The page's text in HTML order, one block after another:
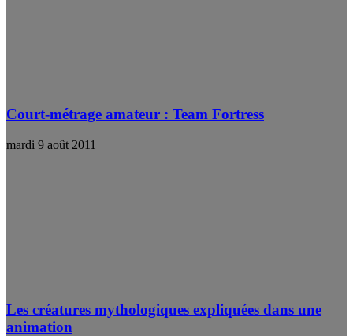
Court-métrage amateur : Team Fortress
mardi 9 août 2011
Les créatures mythologiques expliquées dans une
animation